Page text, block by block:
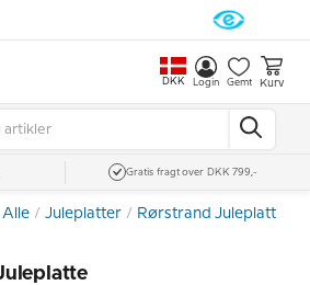
DKK Login Gemt Kurv
Gratis fragt over DKK 799,-
Alle Juleplatter Rørstrand Juleplatter